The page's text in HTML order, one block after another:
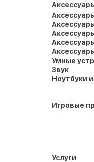
Умные
Звук
Ноутбуки
Игровые
Услуги